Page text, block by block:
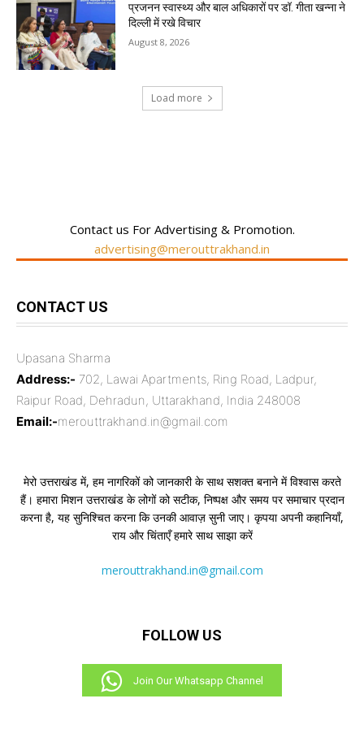
प्रजनन स्वास्थ्य और बाल अधिकारों पर डॉ. गीता खन्ना ने
दिल्ली में रखे विचार
August 8, 2026
Load more
Contact us For Advertising & Promotion.
advertising@merouttrakhand.in
CONTACT US
Upasana Sharma
Address:- 702, Lawai Apartments, Ring Road, Ladpur,
Raipur Road, Dehradun, Uttarakhand, India 248008
Email:-merouttrakhand.in@gmail.com
मेरो उत्तराखंड में, हम नागरिकों को जानकारी के साथ सशक्त बनाने में विश्वास करते
हैं। हमारा मिशन उत्तराखंड के लोगों को सटीक, निष्पक्ष और समय पर समाचार प्रदान
करना है, यह सुनिश्चित करना कि उनकी आवाज़ सुनी जाए। कृपया अपनी कहानियाँ,
राय और चिंताएँ हमारे साथ साझा करें
merouttrakhand.in@gmail.com
FOLLOW US
Join Our Whatsapp Channel